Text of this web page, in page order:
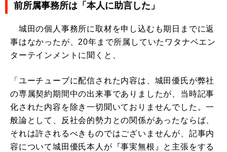
前所属事務所は「本人に助言した」
城田の個人事務所に取材を申し込むも期日までに返
事はなかったが、20年まで所属していたワタナベエン
ターテインメントに聞くと、
「ユーチューブに配信された内容は、城田優氏が弊社
の専属契約期間中の出来事でありましたが、当時記事
化された内容を除き一切聞いておりませんでした。一
般論として、反社会的勢力との関係があったならば、
それは許されるべきものではございませんが、記事内
容について城田優氏本人が『事実無根』と主張をする